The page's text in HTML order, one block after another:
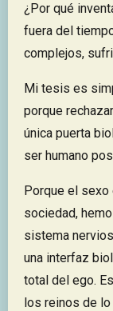
¿Por qué
fuera del
complejos,
Mi tesis es
porque
única puerta
ser humano
Porque el sexo
sociedad,
sistema
una interfaz
total del ego.
los reinos de